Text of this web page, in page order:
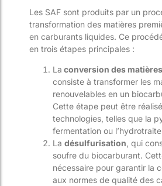
Les SAF sont produits par un
transformation des matières
en carburants liquides. Ce
en trois étapes principales :
La conversion des
consiste à transformer les
renouvelables en un
Cette étape peut être
technologies, telles que la
fermentation ou
La désulfurisation , qui
soufre du biocarburant.
nécessaire pour garantir la
aux normes de qualité des